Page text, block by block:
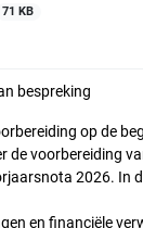
71 KB
bespreking
op de
voorbereiding
2026. In
en financiële